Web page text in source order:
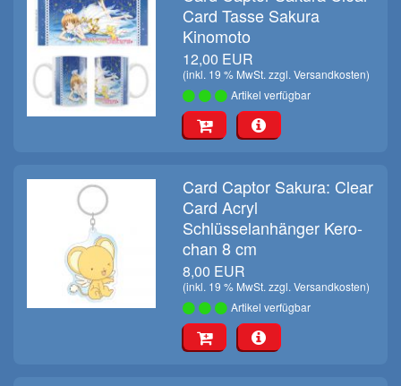
Card Tasse Sakura
Kinomoto
12,00 EUR
(inkl. 19 % MwSt. zzgl.Versandkosten)
Artikel verfügbar
Card Captor Sakura: Clear
Card Acryl
Schlüsselanhänger Kero-
chan 8 cm
8,00 EUR
(inkl. 19 % MwSt. zzgl.Versandkosten)
Artikel verfügbar